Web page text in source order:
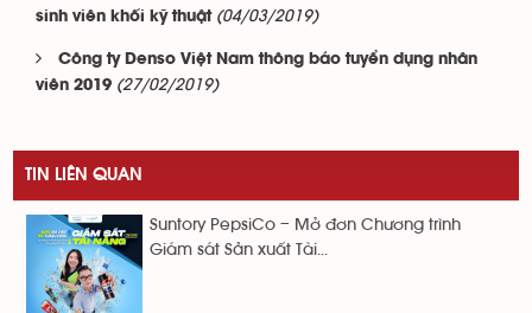
sinh viên khối kỹ thuật (04/03/2019)
Công ty Denso Việt Nam thông báo tuyển dụng nhân
viên 2019 (27/02/2019)
TIN LIÊN QUAN
Suntory PepsiCo – Mở đơn Chương trình
Giám sát Sản xuất Tài...